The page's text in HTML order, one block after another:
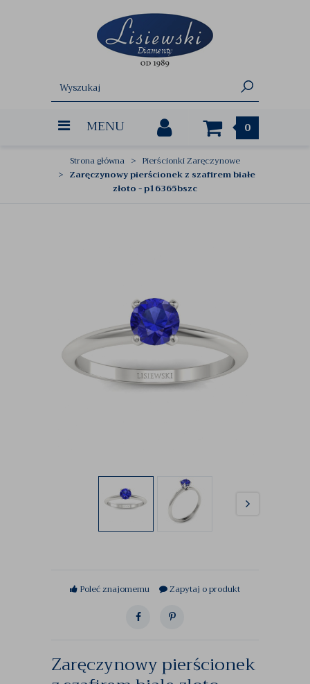
MENU 0
Strona główna
Pierścionki Zaręczynowe
Zaręczynowy pierścionek z szafirem białe
złoto - p16365bszc
Poleć znajomemu Zapytaj o produkt
Zaręczynowy pierścionek